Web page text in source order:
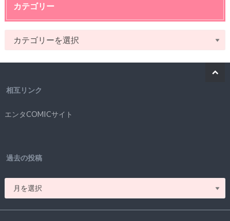
カテゴリー
相互リンク
エンタCOMICサイト
過去の投稿